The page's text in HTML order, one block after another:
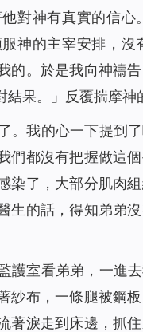
對神有真實的信
神的主宰安排，
的。於是我向神禱
果。」反覆揣摩神
。我的心一下提到
們都沒有把握做這
染了，大部分肌肉
生的話，得知弟弟
護室看弟弟，一進
紗布，一條腿被鋼
淚走到床邊，抓